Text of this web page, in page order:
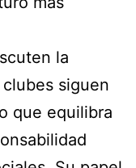
la
siguen
que equilibra